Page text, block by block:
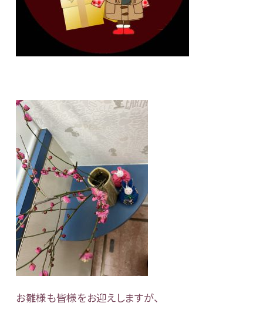
お雛様も皆様をお迎えしますが、